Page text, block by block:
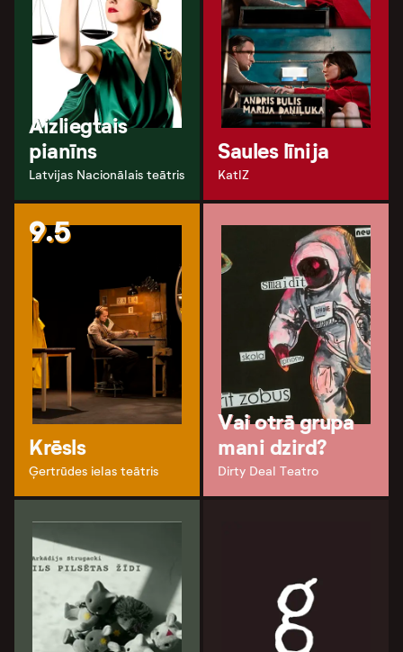
Aizliegtais
pianīns
Latvijas Nacionālais teātris
Saules līnija
KatlZ
9.5
Krēsls
Ģertrūdes ielas teātris
Vai otrā grupa
mani dzird?
Dirty Deal Teatro